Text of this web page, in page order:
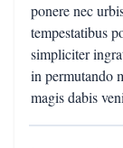
ponere nec
tempestatibus
simpliciter
in permutando
magis dabis